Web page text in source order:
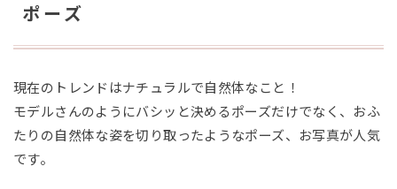
ポーズ
現在のトレンドはナチュラルで自然体なこと！
モデルさんのようにバシッと決めるポーズだけでなく、おふ
たりの自然体な姿を切り取ったようなポーズ、お写真が人気
です。